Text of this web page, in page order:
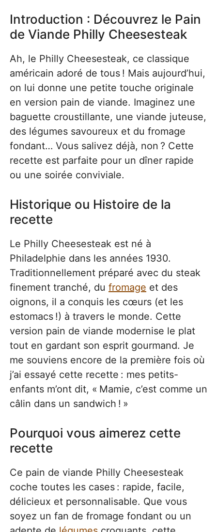
Introduction : Découvrez le Pain
de Viande Philly Cheesesteak
Ah, le Philly Cheesesteak, ce classique
américain adoré de tous ! Mais aujourd’hui,
on lui donne une petite touche originale
en version pain de viande. Imaginez une
baguette croustillante, une viande juteuse,
des légumes savoureux et du fromage
fondant… Vous salivez déjà, non ? Cette
recette est parfaite pour un dîner rapide
ou une soirée conviviale.
Historique ou Histoire de la
recette
Le Philly Cheesesteak est né à
Philadelphie dans les années 1930.
Traditionnellement préparé avec du steak
finement tranché, du fromage et des
oignons, il a conquis les cœurs (et les
estomacs !) à travers le monde. Cette
version pain de viande modernise le plat
tout en gardant son esprit gourmand. Je
me souviens encore de la première fois où
j’ai essayé cette recette : mes petits-
enfants m’ont dit, « Mamie, c’est comme un
câlin dans un sandwich ! »
Pourquoi vous aimerez cette
recette
Ce pain de viande Philly Cheesesteak
coche toutes les cases : rapide, facile,
délicieux et personnalisable. Que vous
soyez un fan de fromage fondant ou un